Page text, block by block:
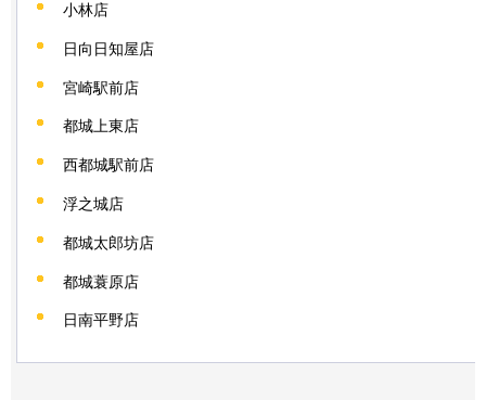
小林店
日向日知屋店
宮崎駅前店
都城上東店
西都城駅前店
浮之城店
都城太郎坊店
都城蓑原店
日南平野店